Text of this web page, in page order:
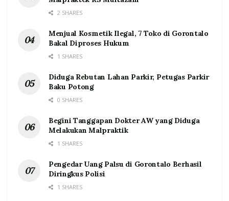
2 SHARES
Menjual Kosmetik Ilegal, 7 Toko di Gorontalo
Bakal Diproses Hukum
1 SHARES
Diduga Rebutan Lahan Parkir, Petugas Parkir
Baku Potong
0 SHARES
Begini Tanggapan Dokter AW yang Diduga
Melakukan Malpraktik
1 SHARES
Pengedar Uang Palsu di Gorontalo Berhasil
Diringkus Polisi
1 SHARES